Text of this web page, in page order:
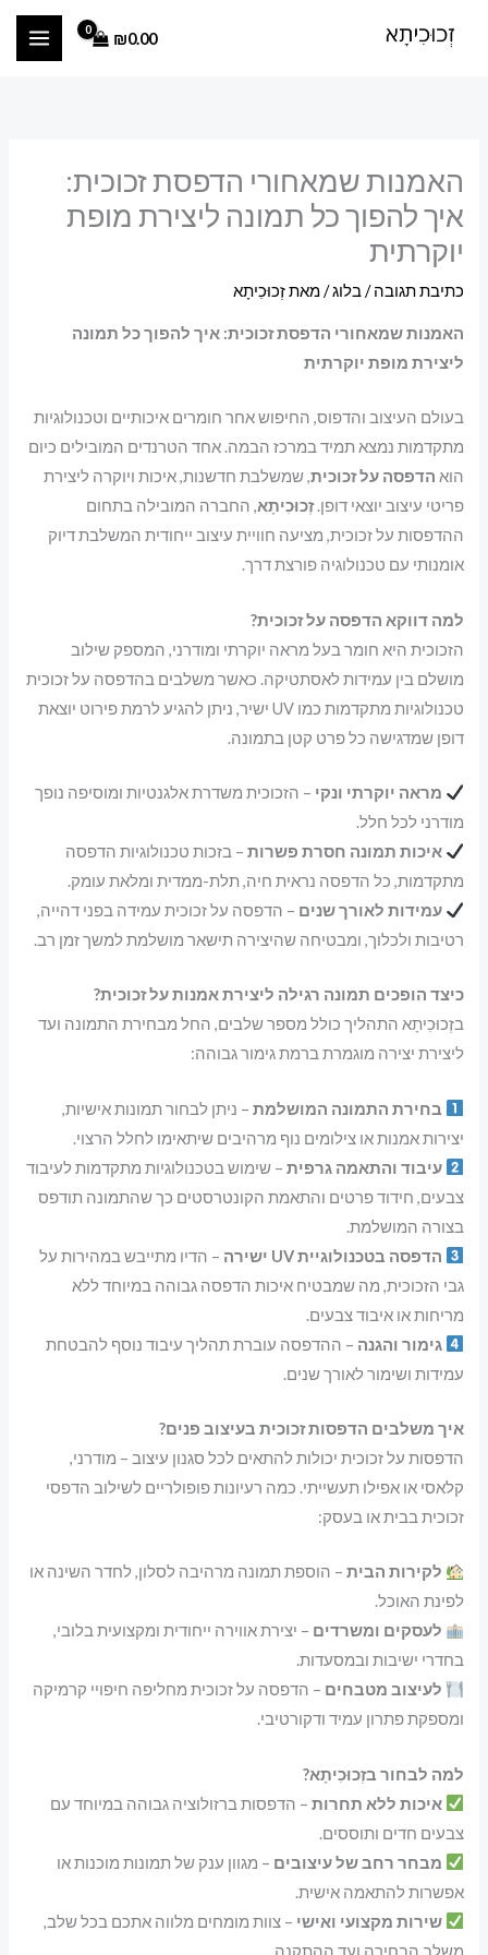
לתוכן
₪0.00
האמנות שמאחורי הדפסת זכוכית:
איך להפוך כל תמונה ליצירת מופת
יוקרתית
כתיבת תגובה /בלוג/ מאתזְכוּכִיתָא
האמנות שמאחורי הדפסת זכוכית: איך להפוך כל תמונה
ליצירת מופת יוקרתית
בעולם העיצוב והדפוס, החיפוש אחר חומרים איכותיים וטכנולוגיות
מתקדמות נמצא תמיד במרכז הבמה. אחד הטרנדים המובילים כיום
הוא הדפסה על זכוכית, שמשלבת חדשנות, איכות ויוקרה ליצירת
פריטי עיצוב יוצאי דופן.זְכוּכִיתָא, החברה המובילה בתחום
ההדפסות על זכוכית, מציעה חוויית עיצוב ייחודית המשלבת דיוק
אומנותי עם טכנולוגיה פורצת דרך.
למה דווקא הדפסה על זכוכית?
הזכוכית היא חומר בעל מראה יוקרתי ומודרני, המספק שילוב
מושלם בין עמידות לאסתטיקה. כאשר משלבים בהדפסה על זכוכית
טכנולוגיות מתקדמות כמו UV ישיר, ניתן להגיע לרמת פירוט יוצאת
דופן שמדגישה כל פרט קטן בתמונה.
מראה יוקרתי ונקי – הזכוכית משדרת אלגנטיות ומוסיפה נופך
מודרני לכל חלל.
איכות תמונה חסרת פשרות – בזכות טכנולוגיות הדפסה
מתקדמות, כל הדפסה נראית חיה, תלת-ממדית ומלאת עומק.
עמידות לאורך שנים – הדפסה על זכוכית עמידה בפני דהייה,
רטיבות ולכלוך, ומבטיחה שהיצירה תישאר מושלמת למשך זמן רב.
כיצד הופכים תמונה רגילה ליצירת אמנות על זכוכית?
בזְכוּכִיתָא התהליך כולל מספר שלבים, החל מבחירת התמונה ועד
ליצירת יצירה מוגמרת ברמת גימור גבוהה:
בחירת התמונה המושלמת – ניתן לבחור תמונות אישיות,
יצירות אמנות או צילומים נוף מרהיבים שיתאימו לחלל הרצוי.
עיבוד והתאמה גרפית – שימוש בטכנולוגיות מתקדמות לעיבוד
צבעים, חידוד פרטים והתאמת הקונטרסטים כך שהתמונה תודפס
בצורה המושלמת.
הדפסה בטכנולוגיית UV ישירה
– הדיו מתייבש במהירות על
גבי הזכוכית, מה שמבטיח איכות הדפסה גבוהה במיוחד ללא
מריחות או איבוד צבעים.
גימור והגנה – ההדפסה עוברת תהליך עיבוד נוסף להבטחת
עמידות ושימור לאורך שנים.
איך משלבים הדפסות זכוכית בעיצוב פנים?
הדפסות על זכוכית יכולות להתאים לכל סגנון עיצוב – מודרני,
קלאסי או אפילו תעשייתי. כמה רעיונות פופולריים לשילוב הדפסי
זכוכית בבית או בעסק:
לקירות הבית – הוספת תמונה מרהיבה לסלון, לחדר השינה או
לפינת האוכל.
לעסקים ומשרדים – יצירת אווירה ייחודית ומקצועית בלובי,
בחדרי ישיבות ובמסעדות.
לעיצוב מטבחים – הדפסה על זכוכית מחליפה חיפויי קרמיקה
ומספקת פתרון עמיד ודקורטיבי.
למה לבחור בזְכוּכִיתָא?
איכות ללא תחרות – הדפסות ברזולוציה גבוהה במיוחד עם
צבעים חדים ותוססים.
מבחר רחב של עיצובים – מגוון ענק של תמונות מוכנות או
אפשרות להתאמה אישית.
שירות מקצועי ואישי – צוות מומחים מלווה אתכם בכל שלב,
משלב הבחירה ועד ההתקנה.